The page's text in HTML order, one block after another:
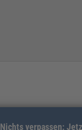
Nichts verpassen: